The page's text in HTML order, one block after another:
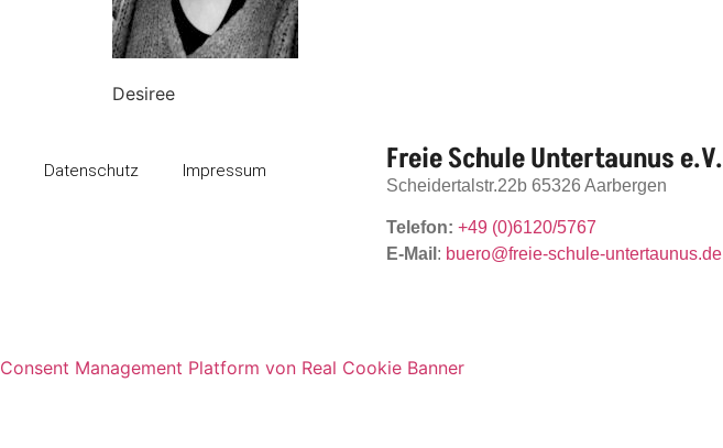
Desiree
Datenschutz Impressum Freie Schule Untertaunus e.V.
Scheidertalstr.22b 65326 Aarbergen
Telefon: +49 (0)6120/5767
E-Mail : buero@freie-schule-untertaunus.de
Consent Management Platform von Real Cookie Banner